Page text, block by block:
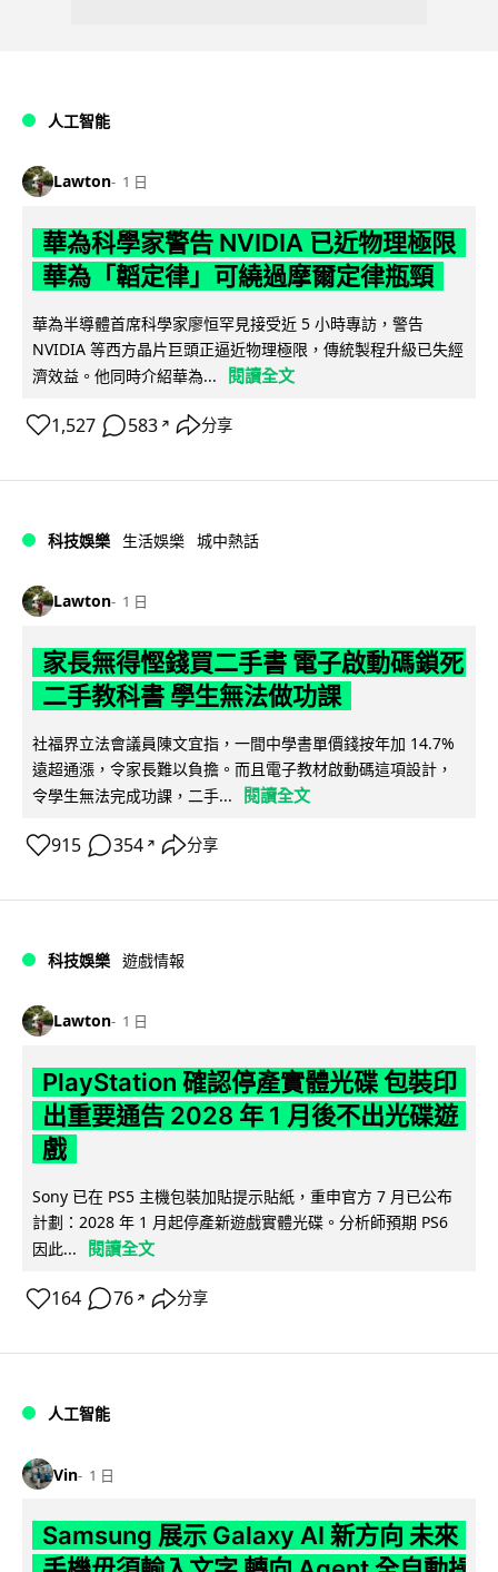
人工智能
Lawton 1 日
華為科學家警告 NVIDIA 已近物理極限
華為「韜定律」可繞過摩爾定律瓶頸
華為半導體首席科學家廖恒罕見接受近 5 小時專訪，警告
NVIDIA 等西方晶片巨頭正逼近物理極限，傳統製程升級已失經
濟效益。他同時介紹華為...
閱讀全文
1,527 583 ↗ 分享
科技娛樂 生活娛樂 城中熱話
Lawton 1 日
家長無得慳錢買二手書 電子啟動碼鎖死
二手教科書 學生無法做功課
社福界立法會議員陳文宜指，一間中學書單價錢按年加 14.7%
遠超通漲，令家長難以負擔。而且電子教材啟動碼這項設計，
令學生無法完成功課，二手...
閱讀全文
915 354 ↗ 分享
科技娛樂 遊戲情報
Lawton 1 日
PlayStation 確認停產實體光碟 包裝印
出重要通告 2028 年 1 月後不出光碟遊
戲
Sony 已在 PS5 主機包裝加貼提示貼紙，重申官方 7 月已公布
計劃：2028 年 1 月起停產新遊戲實體光碟。分析師預期 PS6
因此...
閱讀全文
164 76 ↗ 分享
人工智能
Vin 1 日
Samsung 展示 Galaxy AI 新方向 未來